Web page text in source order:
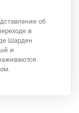
об
в
Шарден
и